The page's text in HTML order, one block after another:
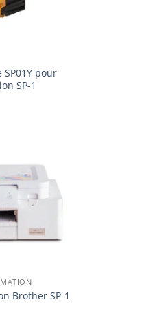
SP01Y pour
SP-1
Ajouter
à la liste
souhaits
Brother SP-1